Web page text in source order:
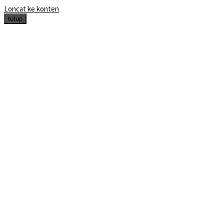
Loncat ke konten
tutup